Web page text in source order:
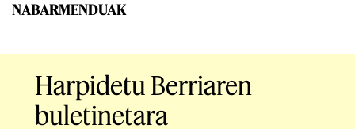
NABARMENDUAK
Harpidetu Berriaren
buletinetara